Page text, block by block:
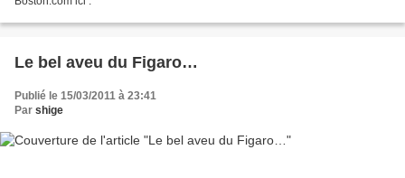
Le bel aveu du Figaro…
Publié le 15/03/2011 à 23:41
Par shige